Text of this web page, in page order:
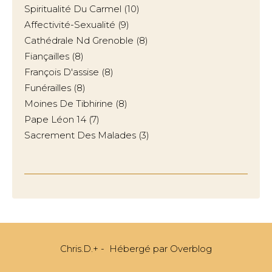
Spiritualité Du Carmel (10)
Affectivité-Sexualité (9)
Cathédrale Nd Grenoble (8)
Fiançailles (8)
François D'assise (8)
Funérailles (8)
Moines De Tibhirine (8)
Pape Léon 14 (7)
Sacrement Des Malades (3)
Chris.D.+ - Hébergé par Overblog